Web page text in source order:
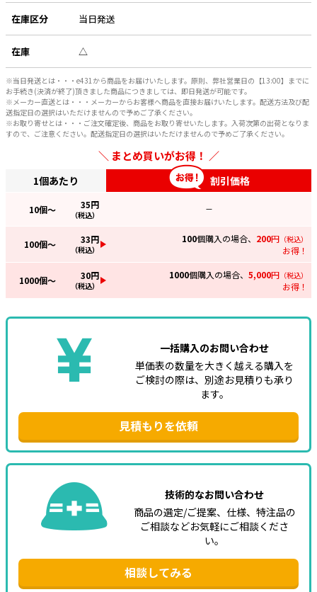
在庫区分 当日発送
在庫 △
※当日発送とは・・・e431から商品をお届けいたします。原則、弊社営業日の【13:00】までに
お手続き(決済が終了)頂きました商品につきましては、即日発送が可能です。
※メーカー直送とは・・・メーカーからお客様へ商品を直接お届けいたします。配送方法及び配
送指定日の選択はいただけませんので予めご了承ください。
※お取り寄せとは・・・ご注文確定後、商品をお取り寄せいたします。入荷次第の出荷となりま
すので、ご注意ください。配送指定日の選択はいただけませんので予めご了承ください。
まとめ買いがお得！
1個あたり 割引価格
10個～ 35円
（税込）
—
100個～ 33円
（税込）
100個購入の場合、 200円 （税込）
お得！
1000個～ 30円
（税込）
1000個購入の場合、 5,000円 （税込）
お得！
一括購入のお問い合わせ
単価表の数量を大きく越える購入を
ご検討の際は、別途お見積りも承り
ます。
見積もりを依頼
技術的なお問い合わせ
商品の選定/ご提案、仕様、特注品の
ご相談などお気軽にご相談くださ
い。
相談してみる